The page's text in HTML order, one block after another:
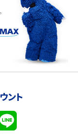
いをわかりやすく紹介
ラ性能の違いを徹底解説
を徹底比較
ぶ時の注意点を解説！
ント